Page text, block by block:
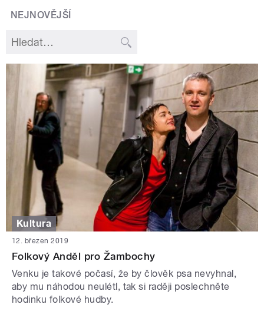
NEJNOVĚJŠÍ
Kultura
12. březen 2019
Folkový Anděl pro Žambochy
Venku je takové počasí, že by člověk psa nevyhnal,
aby mu náhodou neulétl, tak si raději poslechněte
hodinku folkové hudby.